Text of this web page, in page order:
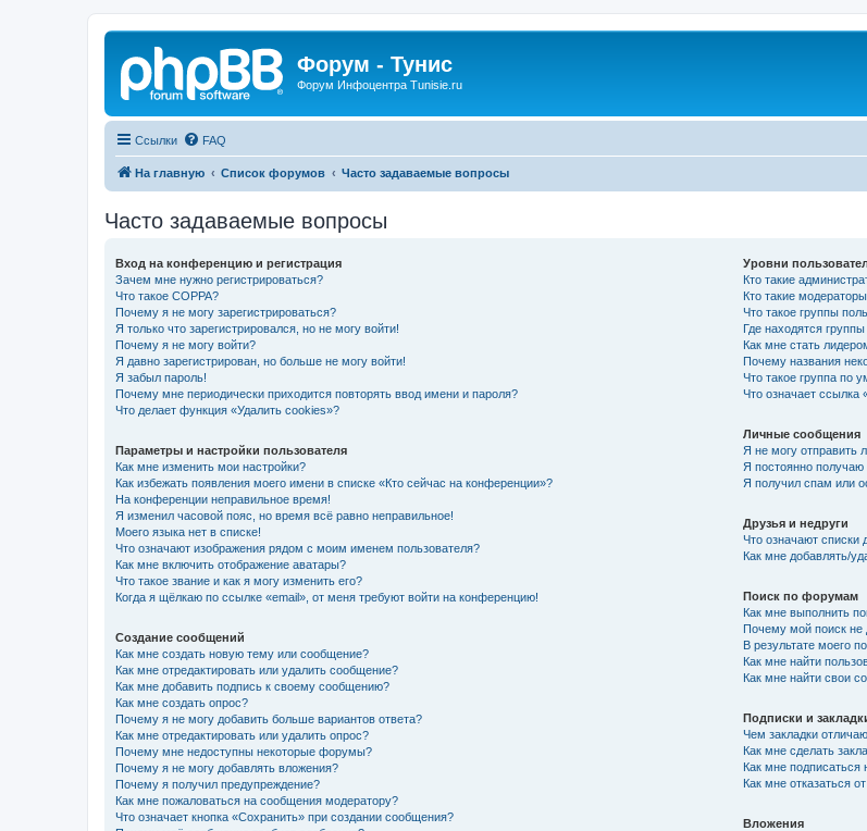
Форум - Тунис
Форум Инфоцентра Tunisie.ru
Ссылки FAQ
На главную Список форумов Часто задаваемые вопросы
Часто задаваемые вопросы
Вход на конференцию и регистрация
Зачем мне нужно регистрироваться?
Что такое COPPA?
Почему я не могу зарегистрироваться?
Я только что зарегистрировался, но не могу войти!
Почему я не могу войти?
Я давно зарегистрирован, но больше не могу войти!
Я забыл пароль!
Почему мне периодически приходится повторять ввод имени и пароля?
Что делает функция «Удалить cookies»?
Параметры и настройки пользователя
Как мне изменить мои настройки?
Как избежать появления моего имени в списке «Кто сейчас на конференции»?
На конференции неправильное время!
Я изменил часовой пояс, но время всё равно неправильное!
Моего языка нет в списке!
Что означают изображения рядом с моим именем пользователя?
Как мне включить отображение аватары?
Что такое звание и как я могу изменить его?
Когда я щёлкаю по ссылке «email», от меня требуют войти на конференцию!
Создание сообщений
Как мне создать новую тему или сообщение?
Как мне отредактировать или удалить сообщение?
Как мне добавить подпись к своему сообщению?
Как мне создать опрос?
Почему я не могу добавить больше вариантов ответа?
Как мне отредактировать или удалить опрос?
Почему мне недоступны некоторые форумы?
Почему я не могу добавлять вложения?
Почему я получил предупреждение?
Как мне пожаловаться на сообщения модератору?
Что означает кнопка «Сохранить» при создании сообщения?
Уровни
Кто такие
Кто такие
Что такое группы
Где находятся
Как мне стать
Почему названия
Что такое группа по
Что означает
Личные сообщения
Я не могу отправить
Я постоянно
Я получил спам или
Друзья и недруги
Что означают списки
Как мне добавлять/
Поиск по форумам
Как мне выполнить
Почему мой поиск не
В результате моего
Как мне найти
Как мне найти свои
Подписки и
Чем закладки
Как мне сделать
Как мне
Как мне отказаться
Вложения